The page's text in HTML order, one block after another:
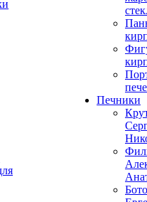
Печники